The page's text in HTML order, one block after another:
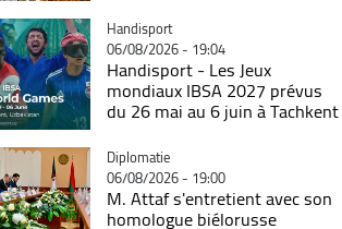
Catégorie
Handisport
06/08/2026 - 19:04
Handisport - Les Jeux
mondiaux IBSA 2027 prévus
du 26 mai au 6 juin à Tachkent
Catégorie
Diplomatie
06/08/2026 - 19:00
M. Attaf s'entretient avec son
homologue biélorusse